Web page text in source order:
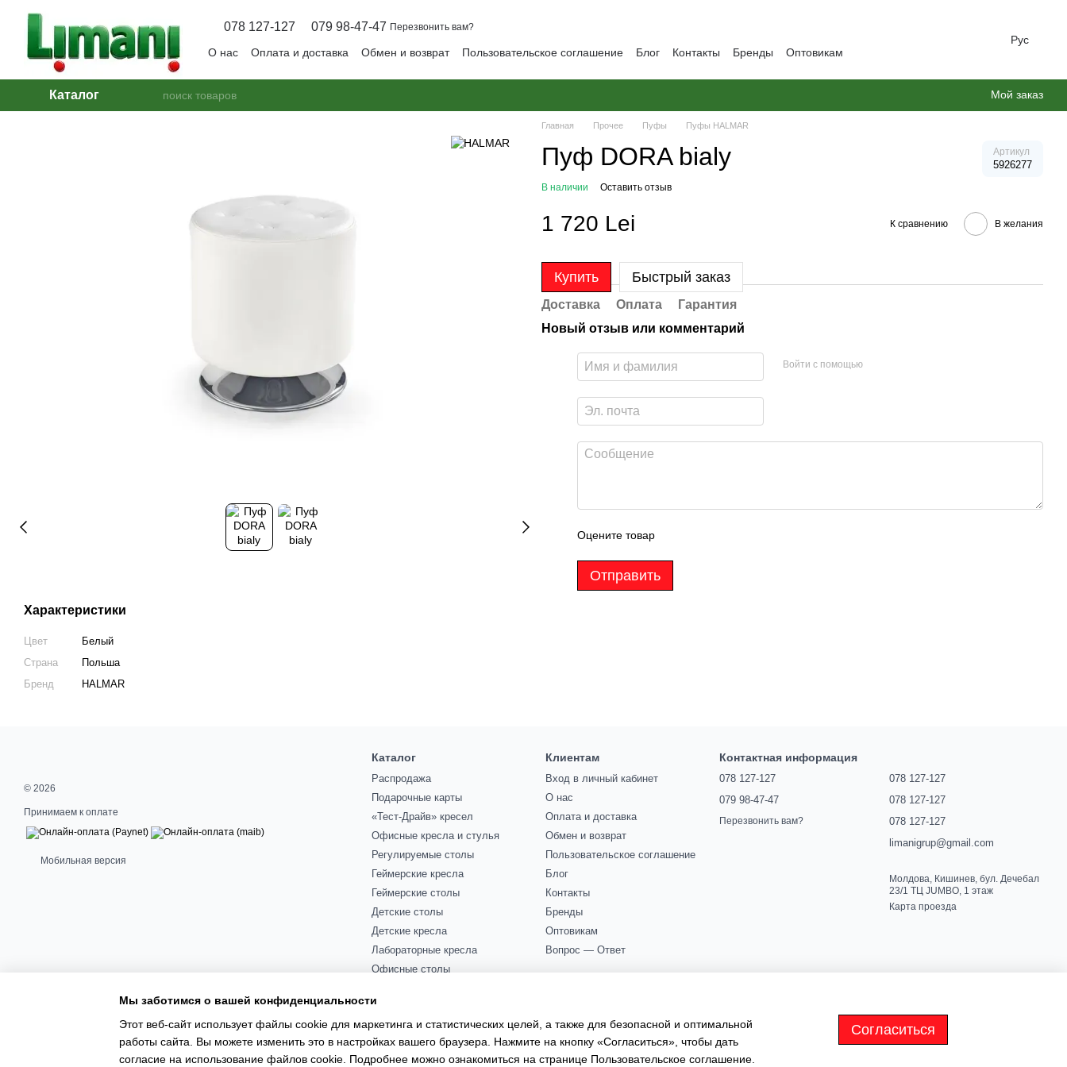
Перейти к основному контенту
078 127-127 079 98-47-47 Перезвонить вам?
О нас Оплата и доставка Обмен и возврат Пользовательское соглашение Блог Контакты Бренды
Оптовикам
Рус
Каталог Мой заказ
Главная Прочее Пуфы Пуфы HALMAR
Пуф DORA bialy Артикул
5926277
В наличии Оставить отзыв
1 720 Lei К сравнению В желания
Купить Быстрый заказ
Доставка Оплата
Гарантия
Новый отзыв или комментарий
Войти с помощью
Оцените товар
Отправить
Характеристики
Цвет
Белый
Страна
Польша
Бренд
HALMAR
© 2026
Принимаем к оплате
Мобильная версия
Каталог
Распродажа
Подарочные карты
«Тест-Драйв» кресел
Офисные кресла и стулья
Регулируемые столы
Геймерские кресла
Геймерские столы
Детские столы
Детские кресла
Лабораторные кресла
Офисные столы
Акустические кабины
Прочее
Клиентам
Вход в личный кабинет
О нас
Оплата и доставка
Обмен и возврат
Пользовательское соглашение
Блог
Контакты
Бренды
Оптовикам
Вопрос — Ответ
Контактная информация
078 127-127
079 98-47-47
Перезвонить вам?
078 127-127
078 127-127
078 127-127
limanigrup@gmail.com
Молдова, Кишинев, бул. Дечебал
23/1 ТЦ JUMBO, 1 этаж
Карта проезда
Мы заботимся о вашей конфиденциальности
Этот веб-сайт использует файлы cookie для маркетинга и статистических целей, а также для безопасной и оптимальной
работы сайта. Вы можете изменить это в настройках вашего браузера. Нажмите на кнопку «Согласиться», чтобы дать
согласие на использование файлов cookie. Подробнее можно ознакомиться на странице Пользовательское соглашение
Согласиться